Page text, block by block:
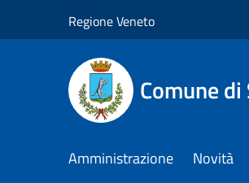
Regione Veneto
Comune
Amministrazione Novità